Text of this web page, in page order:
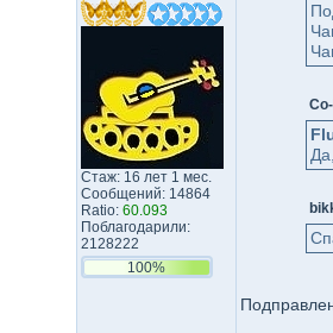
Стаж: 16 лет 1 мес.
Сообщений: 14864
Ratio: 60.093
Поблагодарили:
2128222
100%